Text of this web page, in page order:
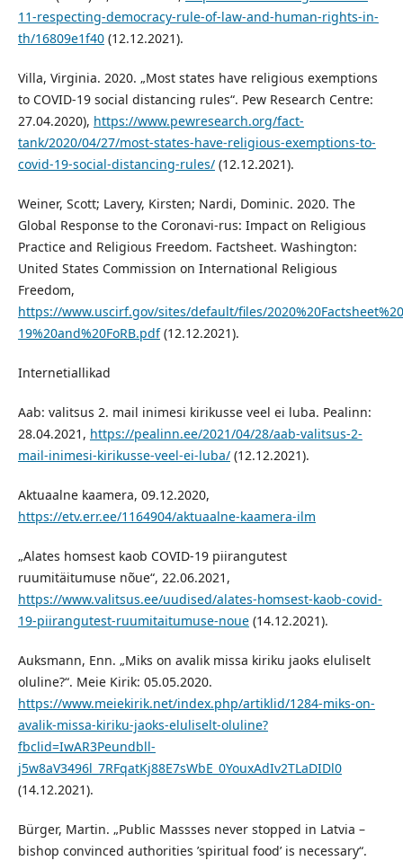
11-respecting-democracy-rule-of-law-and-human-rights-in-
th/16809e1f40(12.12.2021).
Villa, Virginia. 2020. „Most states have religious exemptions
to COVID-19 social distancing rules“. Pew Research Centre:
27.04.2020), https://www.pewresearch.org/fact-
tank/2020/04/27/most-states-have-religious-exemptions-to-
covid-19-social-distancing-rules/(12.12.2021).
Weiner, Scott; Lavery, Kirsten; Nardi, Dominic. 2020. The
Global Response to the Coronavi-rus: Impact on Religious
Practice and Religious Freedom. Factsheet. Washington:
United States Commission on International Religious
Freedom,
https://www.uscirf.gov/sites/default/files/
19%20and%20FoRB.pdf(12.12.2021).
Internetiallikad
Aab: valitsus 2. mail inimesi kirikusse veel ei luba. Pealinn:
28.04.2021, https://pealinn.ee/2021/04/28/aab-valitsus-2-
mail-inimesi-kirikusse-veel-ei-luba/(12.12.2021).
Aktuaalne kaamera, 09.12.2020,
https://etv.err.ee/1164904/aktuaalne-kaamera-ilm
„Alates homsest kaob COVID-19 piirangutest
ruumitäitumuse nõue“, 22.06.2021,
https://www.valitsus.ee/uudised/alates-homsest-kaob-covid-
19-piirangutest-ruumitaitumuse-noue(14.12.2021).
Auksmann, Enn. „Miks on avalik missa kiriku jaoks eluliselt
oluline?“. Meie Kirik: 05.05.2020.
https://www.meiekirik.net/index.php/artiklid/1284-miks-on-
avalik-missa-kiriku-jaoks-eluliselt-oluline?
fbclid=IwAR3Peundbll-
j5w8aV3496l_7RFqatKj88E7sWbE_0YouxAdIv2TLaDIDl0
(14.12.2021).
Bürger, Martin. „Public Massses never stopped in Latvia –
bishop convinced authorities ’spiritual food’ is necessary“.